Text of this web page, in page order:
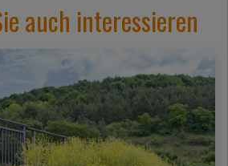
auch interessieren